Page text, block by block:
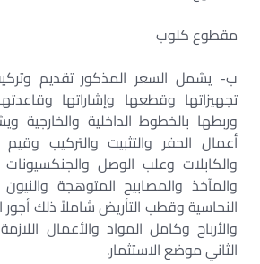
مقطوع كلوب
ب- يشمل السعر المذكور تقديم
تجهيزاتها وقطعها وإشاراتها
وربطها بالخطوط الداخلية والخارجية
أعمال الحفر والتثبيت والتركيب
والكابلات وعلب الوصل والجنكسيونات
والمآخذ والمصابيح المتوهجة
النحاسية وقطب التأريض شاملاً ذلك أجور
والأرباح وكامل المواد والأعمال
الثاني موضع الاستثمار.